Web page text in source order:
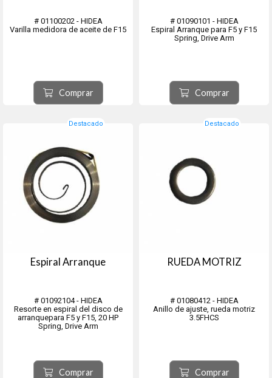
# 01100202 - HIDEA
Varilla medidora de aceite de F15
Comprar
# 01090101 - HIDEA
Espiral Arranque para F5 y F15
Spring, Drive Arm
Comprar
Destacado
Espiral Arranque
# 01092104 - HIDEA
Resorte en espiral del disco de
arranquepara F5 y F15, 20 HP
Spring, Drive Arm
Comprar
Destacado
RUEDA MOTRIZ
# 01080412 - HIDEA
Anillo de ajuste, rueda motriz
3.5FHCS
Comprar